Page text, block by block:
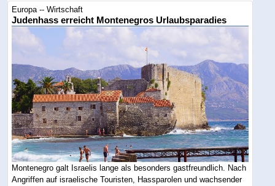
Europa -- Wirtschaft
Judenhass erreicht Montenegros Urlaubsparadies
Montenegro galt Israelis lange als besonders gastfreundlich. Nach
Angriffen auf israelische Touristen, Hassparolen und wachsender